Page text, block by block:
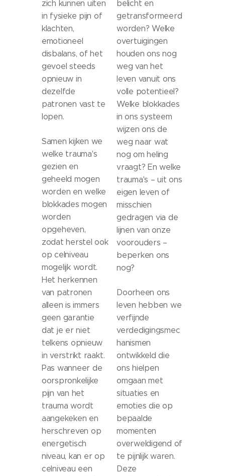
zich kunnen uiten
in fysieke pijn of
klachten,
emotioneel
disbalans, of het
gevoel steeds
opnieuw in
dezelfde
patronen vast te
lopen.
Samen kijken we
welke trauma's
gezien en
geheeld mogen
worden en welke
blokkades mogen
worden
opgeheven,
zodat herstel ook
op celniveau
mogelijk wordt.
Het herkennen
van patronen
alleen is immers
geen garantie
dat je er niet
telkens opnieuw
in verstrikt raakt.
Pas wanneer de
oorspronkelijke
pijn van het
trauma wordt
aangekeken en
herschreven op
energetisch
niveau, kan er op
celniveau een
belicht en
getransformeerd
worden? Welke
overtuigingen
houden ons nog
weg van het
leven vanuit ons
volle potentieel?
Welke blokkades
in ons systeem
wijzen ons de
weg naar wat
nog om heling
vraagt? En welke
trauma's – uit ons
eigen leven of
misschien
gedragen via de
lijnen van onze
voorouders –
beperken ons
nog?
Doorheen ons
leven hebben we
verfijnde
verdedigingsmec
hanismen
ontwikkeld die
ons hielpen
omgaan met
situaties en
emoties die op
bepaalde
momenten
overweldigend of
te pijnlijk waren.
Deze